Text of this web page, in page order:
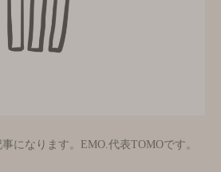
になります。EMO.代表TOMOです。